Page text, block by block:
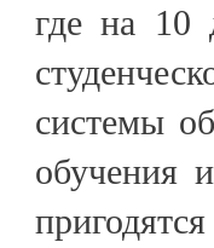
где на 10
системы
обучения